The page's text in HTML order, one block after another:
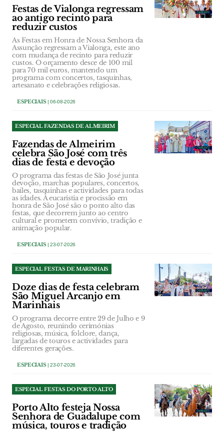
Festas de Vialonga regressam
ao antigo recinto para
reduzir custos
As Festas em Honra de Nossa Senhora da
Assunção regressam a Vialonga, este ano
com mudança de recinto para reduzir
custos. O orçamento desce de 100 mil
para 70 mil euros, mantendo um
programa com concertos, tasquinhas,
artesanato e celebrações religiosas.
ESPECIAIS| 06-08-2026
ESPECIAL FAZENDAS DE ALMEIRIM
Fazendas de Almeirim
celebra São José com três
dias de festa e devoção
O programa das festas de São José junta
devoção, marchas populares, concertos,
bailes, tasquinhas e actividades para todas
as idades. A eucaristia e procissão em
honra de São José são o ponto alto das
festas, que decorrem junto ao centro
cultural e prometem convívio, tradição e
animação popular.
ESPECIAIS| 23-07-2026
ESPECIAL FESTAS DE MARINHAIS
Doze dias de festa celebram
São Miguel Arcanjo em
Marinhais
O programa decorre entre 29 de Julho e 9
de Agosto, reunindo cerimónias
religiosas, música, folclore, dança,
largadas de touros e actividades para
diferentes gerações.
ESPECIAIS| 23-07-2026
ESPECIAL FESTAS DO PORTO ALTO
Porto Alto festeja Nossa
Senhora de Guadalupe com
música, touros e tradição